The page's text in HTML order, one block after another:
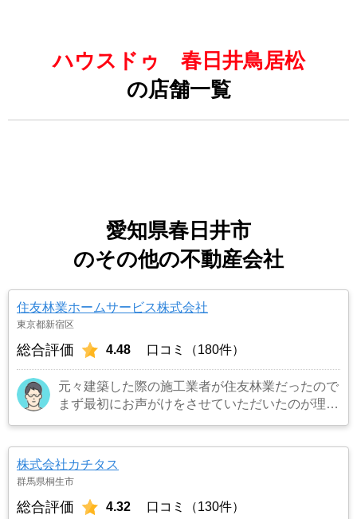
ハウスドゥ 春日井鳥居松
の店舗一覧
愛知県春日井市
のその他の不動産会社
住友林業ホームサービス株式会社
東京都新宿区
総合評価 4.48 口コミ（180件）
元々建築した際の施工業者が住友林業だったので
まず最初にお声がけをさせていただいたのが理由
株式会社カチタス
群馬県桐生市
総合評価 4.32 口コミ（130件）